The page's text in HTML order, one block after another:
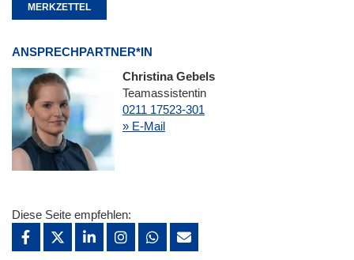
MERKZETTEL
ANSPRECHPARTNER*IN
Christina Gebels
Teamassistentin
0211 17523-301
» E-Mail
Diese Seite empfehlen: